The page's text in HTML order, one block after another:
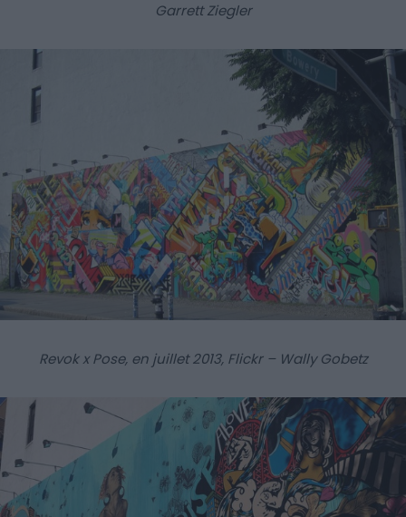
Garrett Ziegler
Revok x Pose, en juillet 2013, Flickr – Wally Gobetz